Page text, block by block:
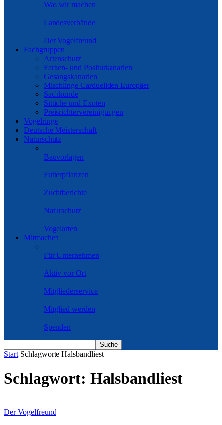
Was wir machen
Landesverbände
Der Vogelfreund
Fachgruppen
Artenschutz
Farben- und Positurkanarien
Gesangskanarien
Mischlinge Cardueliden Europäer
Sachkunde
Sittiche und Exoten
Preisrichtervereinigungen
Vogelringe
Deutsche Meisterschaft
Naturschutz
Bauvorlagen
Futterpflanzen
Zuchtberichte
Naturschutz
Vogelarten
Mitmachen
Für Unternehmen
Aktiv vor Ort
Mitgliederservice
Mitglied werden
Spenden
Start Schlagworte Halsbandliest
Schlagwort: Halsbandliest
Der Vogelfreund